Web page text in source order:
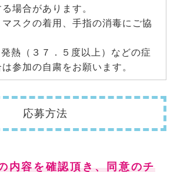
場合があります。
マスクの着用、手指の消毒にご協
熱（３７．５度以上）などの症
参加の自粛をお願います。
応募方法
内容を確認頂き、同意のチ